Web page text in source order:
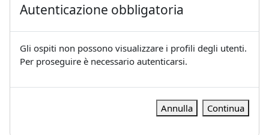
Autenticazione obbligatoria
Gli ospiti non possono visualizzare i profili degli utenti.
Per proseguire è necessario autenticarsi.
Annulla Continua